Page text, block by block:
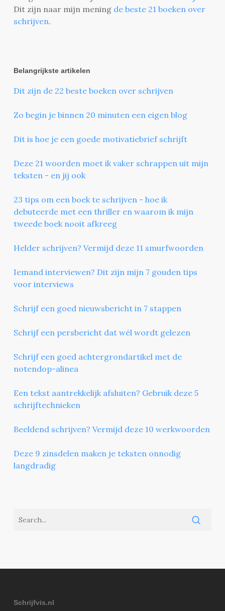
Dit zijn naar mijn mening de beste 21 boeken over
schrijven.
Belangrijkste artikelen
Dit zijn de 22 beste boeken over schrijven
Zo begin je binnen 20 minuten een eigen blog
Dit is hoe je een goede motivatiebrief schrijft
Deze 21 woorden moet ik vaker schrappen uit mijn
teksten - en jij ook
23 tips om een boek te schrijven - hoe ik
debuteerde met een thriller en waarom ik mijn
tweede boek nooit afkreeg
Helder schrijven? Vermijd deze 11 smurfwoorden
Iemand interviewen? Dit zijn mijn 7 gouden tips
voor interviews
Schrijf een goed nieuwsbericht in 7 stappen
Schrijf een persbericht dat wél wordt gelezen
Schrijf een goed achtergrondartikel met de
notendop-alinea
Een tekst aantrekkelijk afsluiten? Gebruik deze 5
schrijftechnieken
Beeldend schrijven? Vermijd deze 10 werkwoorden
Deze 9 zinsdelen maken je teksten onnodig
langdradig
Schrijfvis.nl